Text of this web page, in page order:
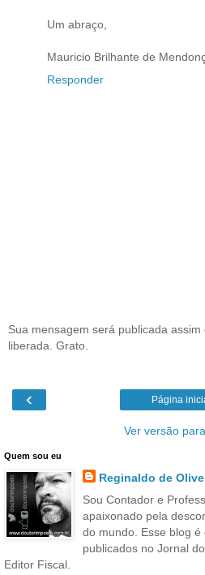
Um abraço,
Mauricio Brilhante de
Responder
Sua mensagem será publicada assim
liberada. Grato.
‹ Página
Ver versão
Quem sou eu
Reginaldo de
Sou Contador e
apaixonado pela
do mundo. Esse blog
publicados no Jornal
Editor Fiscal.